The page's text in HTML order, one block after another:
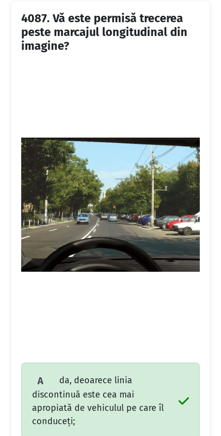
4087. Vă este permisă trecerea
peste marcajul longitudinal din
imagine?
A
da, deoarece linia
discontinuă este cea mai
apropiată de vehiculul pe care îl
conduceți;